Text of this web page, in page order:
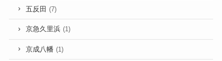
五反田 (7)
京急久里浜 (1)
京成八幡 (1)